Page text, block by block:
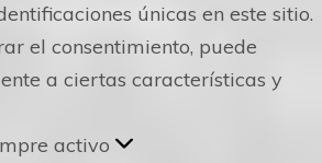
únicas en este sitio.
el consentimiento, puede
a ciertas características y
activo